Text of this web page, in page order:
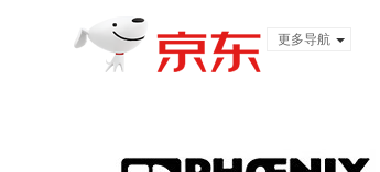
更多导航